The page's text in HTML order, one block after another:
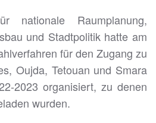
nationale Raumplanung,
und Stadtpolitik hatte am
für den Zugang zu
Oujda, Tetouan und Smara
2023 organisiert, zu denen
wurden.